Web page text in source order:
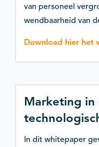
van personeel
wendbaarheid van
Download hier het
Marketing in
In dit whitepaper